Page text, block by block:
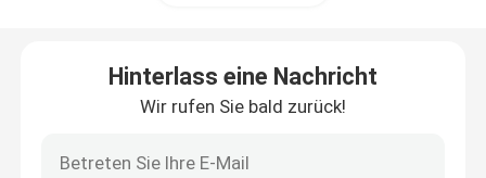
Hinterlass eine Nachricht
Wir rufen Sie bald zurück!